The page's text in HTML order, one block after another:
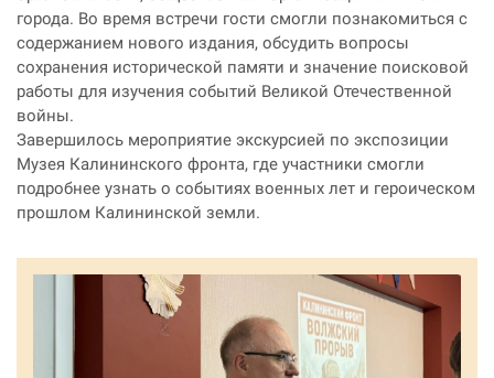
города. Во время встречи гости смогли познакомиться с
содержанием нового издания, обсудить вопросы
сохранения исторической памяти и значение поисковой
работы для изучения событий Великой Отечественной
войны.
Завершилось мероприятие экскурсией по экспозиции
Музея Калининского фронта, где участники смогли
подробнее узнать о событиях военных лет и героическом
прошлом Калининской земли.